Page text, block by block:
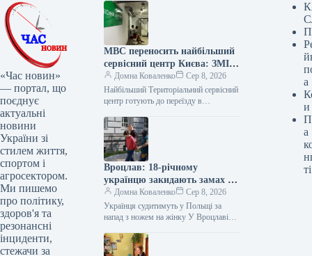
«Час новин»
— портал, що
поєднує
актуальні
новини
України зі
стилем життя,
спортом і
агросектором.
Ми пишемо
про політику,
здоров'я та
резонансні
інциденти,
стежачи за
МВС переносить найбільший
сервісний центр Києва: ЗМІ
попереджають про ризики
Домна Коваленко
Сер 8, 2026
Найбільший Територіальний сервісний
центр готують до переїзду в
Територіальний сервісний центр (ТСЦ)
№8041, який наразі функціонує на…
Вроцлав: 18-річному
українцю закидають замах на
вбивство, йому загрожує
довічне ув’язнення
Домна Коваленко
Сер 8, 2026
Українця судитимуть у Польщі за
напад з ножем на жінку У Вроцлаві
річний українець, який напав…
а
и
а
ті